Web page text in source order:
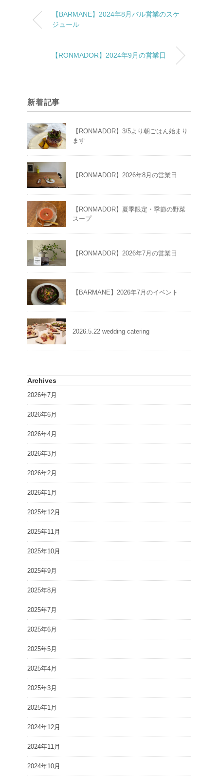
【BARMANE】2024年8月バル営業のスケ
ジュール
【RONMADOR】2024年9月の営業日
新着記事
【RONMADOR】3/5より朝ごはん始まり
ます
【RONMADOR】2026年8月の営業日
【RONMADOR】夏季限定・季節の野菜
スープ
【RONMADOR】2026年7月の営業日
【BARMANE】2026年7月のイベント
2026.5.22 wedding catering
Archives
2026年7月
2026年6月
2026年4月
2026年3月
2026年2月
2026年1月
2025年12月
2025年11月
2025年10月
2025年9月
2025年8月
2025年7月
2025年6月
2025年5月
2025年4月
2025年3月
2025年1月
2024年12月
2024年11月
2024年10月